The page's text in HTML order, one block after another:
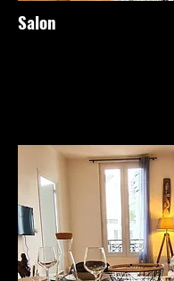
Salon